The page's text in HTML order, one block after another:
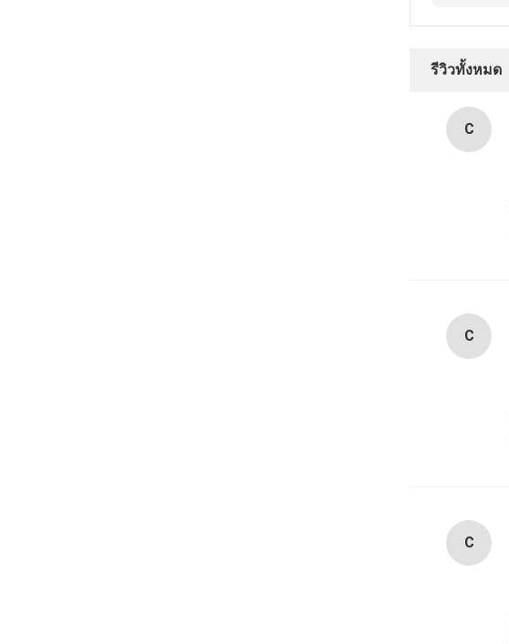
รีวิวทั้งหมด
C
C
C